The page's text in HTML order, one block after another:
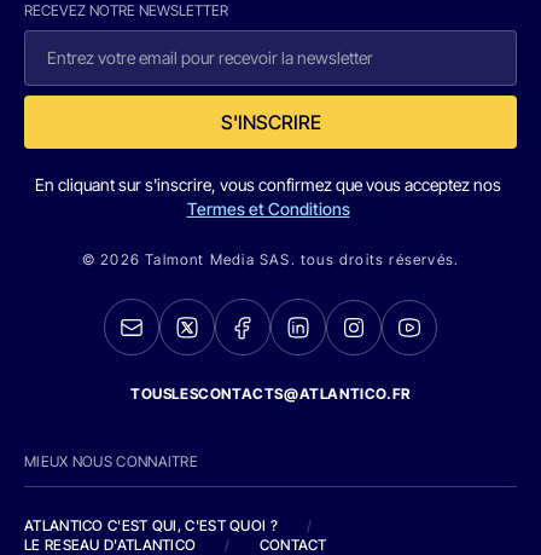
RECEVEZ NOTRE NEWSLETTER
S'INSCRIRE
En cliquant sur s'inscrire, vous confirmez que vous acceptez nos
Termes et Conditions
© 2026 Talmont Media SAS. tous droits réservés.
TOUSLESCONTACTS@ATLANTICO.FR
MIEUX NOUS CONNAITRE
ATLANTICO C'EST QUI, C'EST QUOI ?
/
LE RESEAU D'ATLANTICO
/ CONTACT